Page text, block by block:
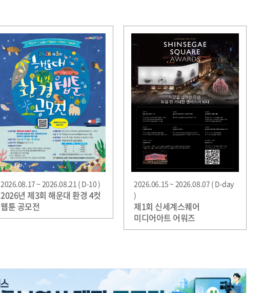
2026.08.17 ~ 2026.08.21 ( D-10 )
2026년 제3회 해운대 환경 4컷
웹툰 공모전
2026.06.15 ~ 2026.08.07 ( D-day
)
제1회 신세계스퀘어
미디어아트 어워즈